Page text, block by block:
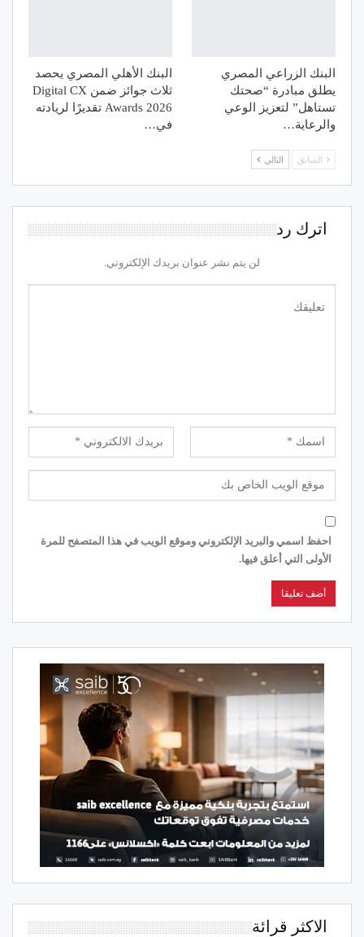
البنك الزراعي المصري
يطلق مبادرة “صحتك
تستاهل” لتعزيز الوعي
والرعاية…
البنك الأهلي المصري يحصد
ثلاث جوائز ضمن Digital CX
Awards 2026 تقديرًا لريادته
في…
السابق التالي
اترك رد
لن يتم نشر عنوان بريدك الإلكتروني.
احفظ اسمي والبريد الإلكتروني وموقع الويب في هذا المتصفح للمرة
الأولى التي أعلق فيها.
الاكثر قرائة